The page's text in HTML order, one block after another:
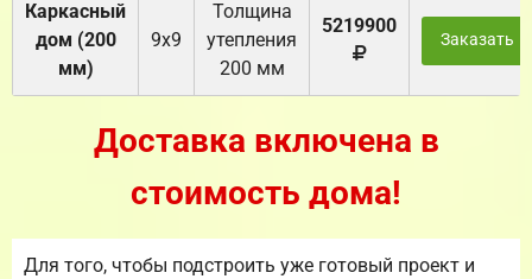
Каркасный
дом (200
мм)
9х9
Толщина
утепления
200 мм
5219900
Заказать
Доставка включена в
стоимость дома!
Для того, чтобы подстроить уже готовый проект и